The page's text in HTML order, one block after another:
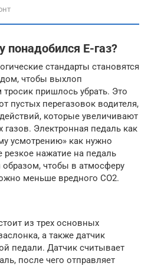
понадобился Е-газ?
стандарты становятся
чтобы выхлоп
пришлось убрать. Это
пустых перегазовок водителя,
которые увеличивают
Электронная педаль как
усмотрению» как нужно
нажатие на педаль
образом, чтобы в атмосферу
меньше вредного CO2.
из трех основных
а также датчик
педали. Датчик считывает
после чего отправляет